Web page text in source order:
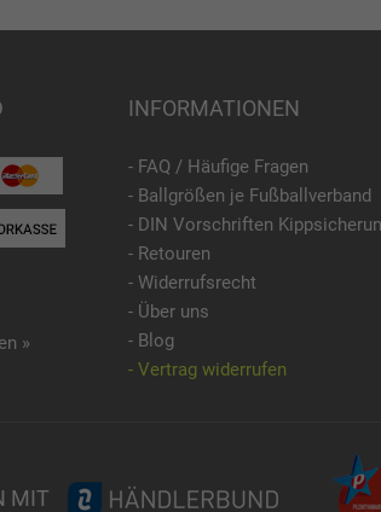
»
INFORMATIONEN
- FAQ / Häufige Fragen
- Ballgrößen je Fußballverband
- DIN Vorschriften
- Retouren
- Widerrufsrecht
- Über uns
- Blog
- Vertrag widerrufen
MIT